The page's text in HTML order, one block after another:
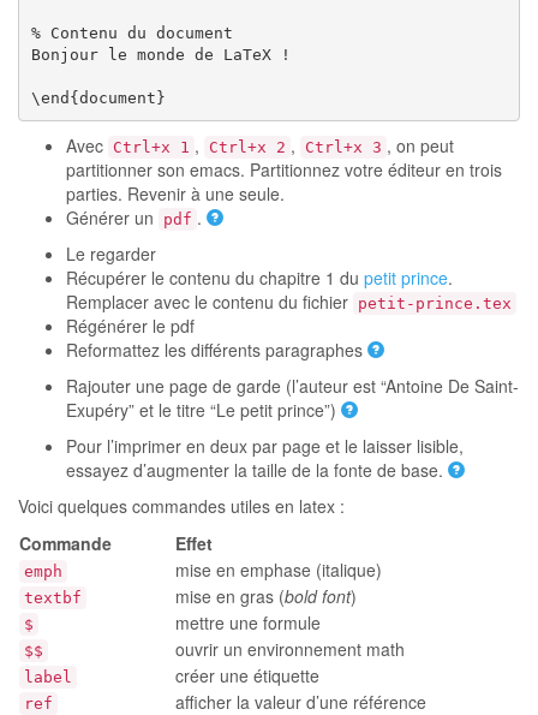
% Contenu du document
Bonjour le monde de LaTeX !
Avec Ctrl+x 1 , Ctrl+x 2 , Ctrl+x 3 , on peut
partitionner son emacs. Partitionnez votre éditeur en trois
parties. Revenir à une seule.
Générer un
pdf .
Le regarder
Récupérer le contenu du chapitre 1 du petit prince.
Remplacer avec le contenu du fichier petit-prince.tex
Régénérer le pdf
Reformattez les différents paragraphes
Rajouter une page de garde (l’auteur est “Antoine De Saint-
Exupéry” et le titre “Le petit prince”)
Pour l’imprimer en deux par page et le laisser lisible,
essayez d’augmenter la taille de la fonte de base.
Voici quelques commandes utiles en latex :
Commande
Effet
emph mise en emphase (italique)
textbf mise en gras (bold font)
$ mettre une formule
$$ ouvrir un environnement math
label créer une étiquette
ref afficher la valeur d’une référence